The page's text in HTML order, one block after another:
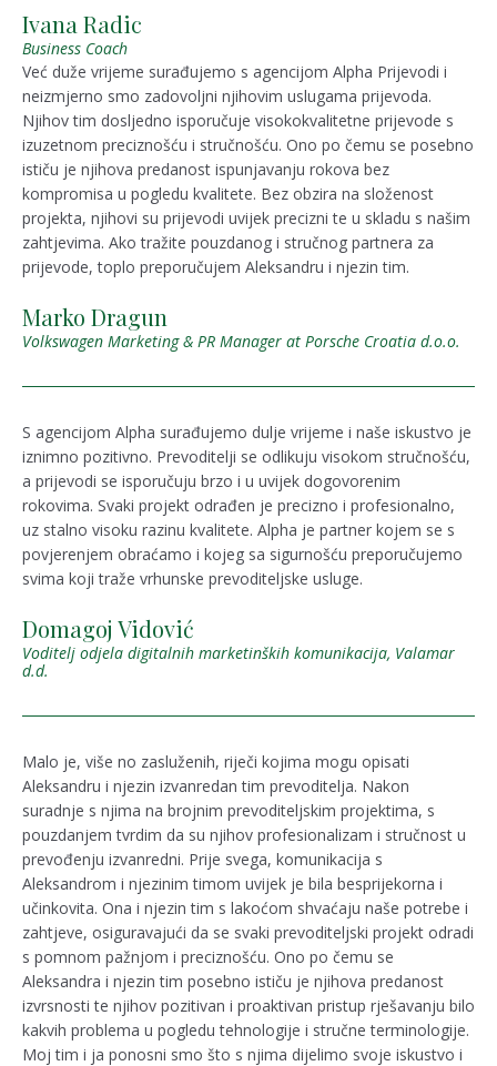
Ivana Radic
Business Coach
Već duže vrijeme surađujemo s agencijom Alpha Prijevodi i
neizmjerno smo zadovoljni njihovim uslugama prijevoda.
Njihov tim dosljedno isporučuje visokokvalitetne prijevode s
izuzetnom preciznošću i stručnošću. Ono po čemu se posebno
ističu je njihova predanost ispunjavanju rokova bez
kompromisa u pogledu kvalitete. Bez obzira na složenost
projekta, njihovi su prijevodi uvijek precizni te u skladu s našim
zahtjevima. Ako tražite pouzdanog i stručnog partnera za
prijevode, toplo preporučujem Aleksandru i njezin tim.
Marko Dragun
Volkswagen Marketing & PR Manager at Porsche Croatia d.o.o.
S agencijom Alpha surađujemo dulje vrijeme i naše iskustvo je
iznimno pozitivno. Prevoditelji se odlikuju visokom stručnošću,
a prijevodi se isporučuju brzo i u uvijek dogovorenim
rokovima. Svaki projekt odrađen je precizno i profesionalno,
uz stalno visoku razinu kvalitete. Alpha je partner kojem se s
povjerenjem obraćamo i kojeg sa sigurnošću preporučujemo
svima koji traže vrhunske prevoditeljske usluge.
Domagoj Vidović
Voditelj odjela digitalnih marketinških komunikacija, Valamar
d.d.
Malo je, više no zasluženih, riječi kojima mogu opisati
Aleksandru i njezin izvanredan tim prevoditelja. Nakon
suradnje s njima na brojnim prevoditeljskim projektima, s
pouzdanjem tvrdim da su njihov profesionalizam i stručnost u
prevođenju izvanredni. Prije svega, komunikacija s
Aleksandrom i njezinim timom uvijek je bila besprijekorna i
učinkovita. Ona i njezin tim s lakoćom shvaćaju naše potrebe i
zahtjeve, osiguravajući da se svaki prevoditeljski projekt odradi
s pomnom pažnjom i preciznošću. Ono po čemu se
Aleksandra i njezin tim posebno ističu je njihova predanost
izvrsnosti te njihov pozitivan i proaktivan pristup rješavanju bilo
kakvih problema u pogledu tehnologije i stručne terminologije.
Moj tim i ja ponosni smo što s njima dijelimo svoje iskustvo i